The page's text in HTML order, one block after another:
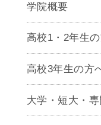
学院概要
高校1・2年生
高校3年生の方
大学・短大・